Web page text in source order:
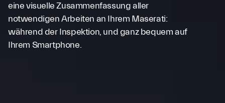
eine visuelle Zusammenfassung aller
notwendigen Arbeiten an Ihrem Maserati:
während der Inspektion, und ganz bequem auf
Ihrem Smartphone.